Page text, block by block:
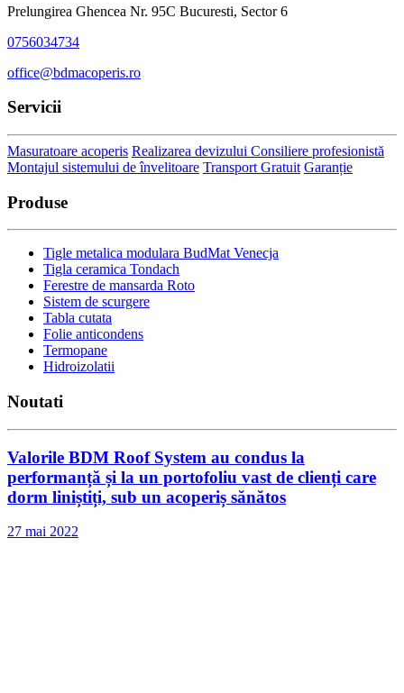
Prelungirea Ghencea Nr. 95C Bucuresti, Sector 6
0756034734
office@bdmacoperis.ro
Servicii
Masuratoare acoperis Realizarea devizului Consiliere profesionistă
Montajul sistemului de învelitoare Transport Gratuit Garanție
Produse
Tigle metalica modulara BudMat Venecja
Tigla ceramica Tondach
Ferestre de mansarda Roto
Sistem de scurgere
Tabla cutata
Folie anticondens
Termopane
Hidroizolatii
Noutati
Valorile BDM Roof System au condus la
performanță și la un portofoliu vast de clienți care
dorm liniștiți, sub un acoperiș sănătos
27 mai 2022